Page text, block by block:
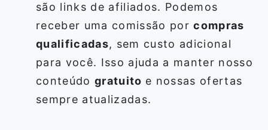
são links de afiliados. Podemos
receber uma comissão porcompras
qualificadas, sem custo adicional
para você. Isso ajuda a manter nosso
conteúdo gratuito e nossas ofertas
sempre atualizadas.